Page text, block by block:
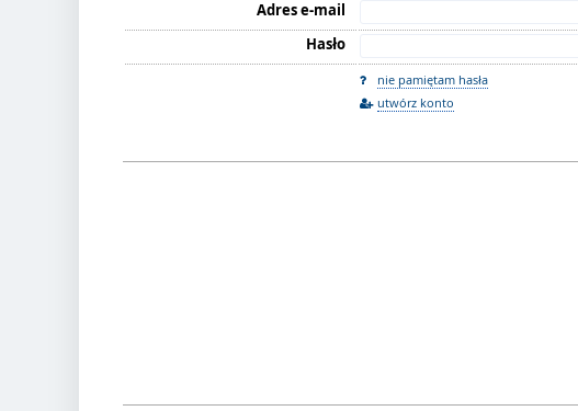
Adres e-mail
Hasło
nie pamiętam hasła
utwórz konto